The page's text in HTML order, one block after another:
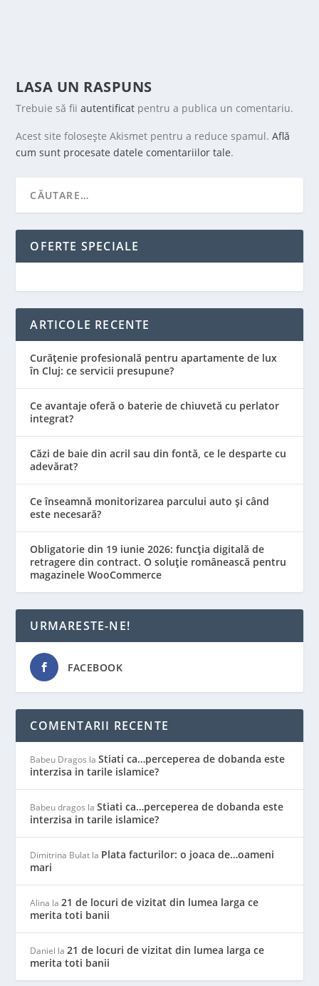
LASA UN RASPUNS
Trebuie să fiiautentificat pentru a publica un comentariu.
Acest site folosește Akismet pentru a reduce spamul.Află
cum sunt procesate datele comentariilor tale.
OFERTE SPECIALE
ARTICOLE RECENTE
Curățenie profesională pentru apartamente de lux
în Cluj: ce servicii presupune?
Ce avantaje oferă o baterie de chiuvetă cu perlator
integrat?
Căzi de baie din acril sau din fontă, ce le desparte cu
adevărat?
Ce înseamnă monitorizarea parcului auto și când
este necesară?
Obligatorie din 19 iunie 2026: funcția digitală de
retragere din contract. O soluție românească pentru
magazinele WooCommerce
URMARESTE-NE!
FACEBOOK
COMENTARII RECENTE
Babeu Dragos laStiati ca…perceperea de dobanda este
interzisa in tarile islamice?
Babeu dragos laStiati ca…perceperea de dobanda este
interzisa in tarile islamice?
Dimitrina Bulat la Plata facturilor: o joaca de…oameni
mari
Alina la21 de locuri de vizitat din lumea larga ce
merita toti banii
Daniel la21 de locuri de vizitat din lumea larga ce
merita toti banii